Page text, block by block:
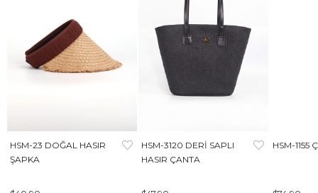
HSM-23 DOĞAL HASIR
ŞAPKA
HSM-3120 DERİ SAPLI
HASIR ÇANTA
HSM-1155